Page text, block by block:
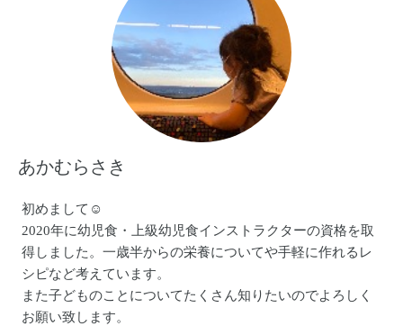
あかむらさき
初めまして☺︎
2020年に幼児食・上級幼児食インストラクターの資格を取
得しました。一歳半からの栄養についてや手軽に作れるレ
シピなど考えています。
また子どものことについてたくさん知りたいのでよろしく
お願い致します。